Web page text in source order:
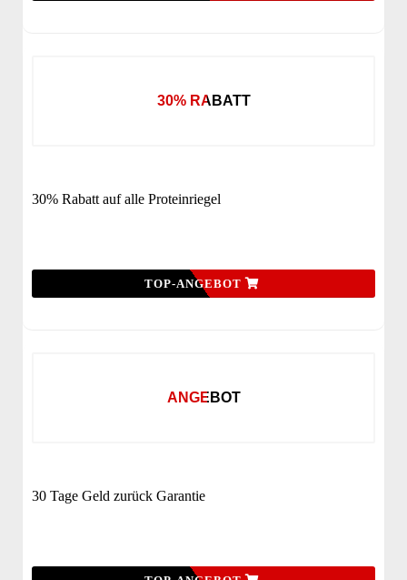
30% RABATT
30% Rabatt auf alle Proteinriegel
TOP-ANGEBOT
ANGEBOT
30 Tage Geld zurück Garantie